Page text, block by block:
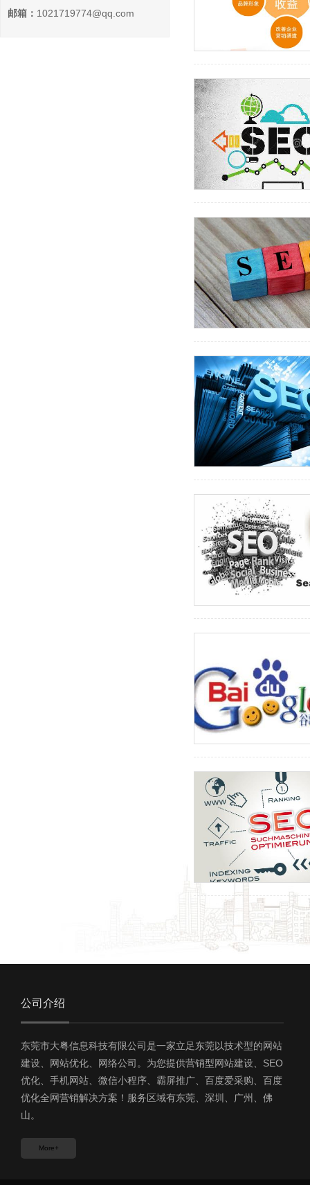
邮箱： 1021719774@qq.com
公司介绍
东莞市大粤信息科技有限公司是一家立足东莞以技术型的网站
建设、网站优化、网络公司。为您提供营销型网站建设、SEO
优化、手机网站、微信小程序、霸屏推广、百度爱采购、百度
优化全网营销解决方案！服务区域有东莞、深圳、广州、佛
山。
More+